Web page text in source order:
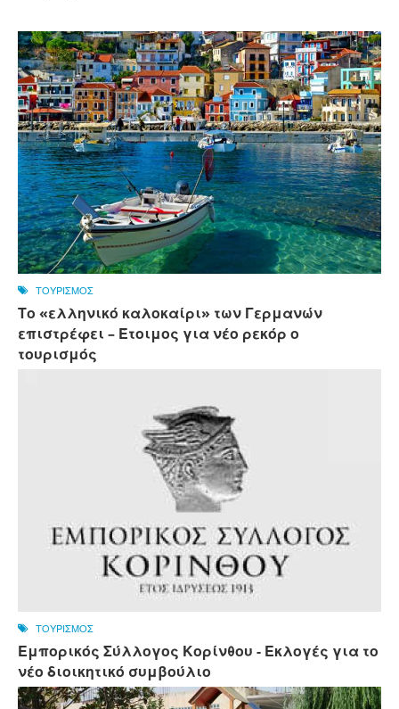
ΤΟΥΡΙΣΜΟΣ
Το «ελληνικό καλοκαίρι» των Γερμανών
επιστρέφει – Έτοιμος για νέο ρεκόρ ο
τουρισμός
ΤΟΥΡΙΣΜΟΣ
Εμπορικός Σύλλογος Κορίνθου - Εκλογές για το
νέο διοικητικό συμβούλιο